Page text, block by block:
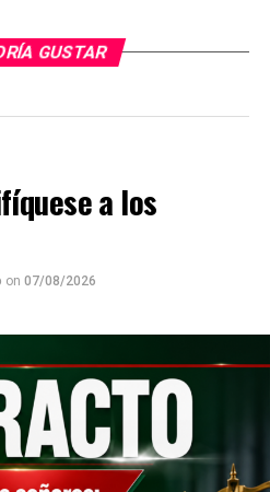
GUSTAR
a los
on 07/08/2026